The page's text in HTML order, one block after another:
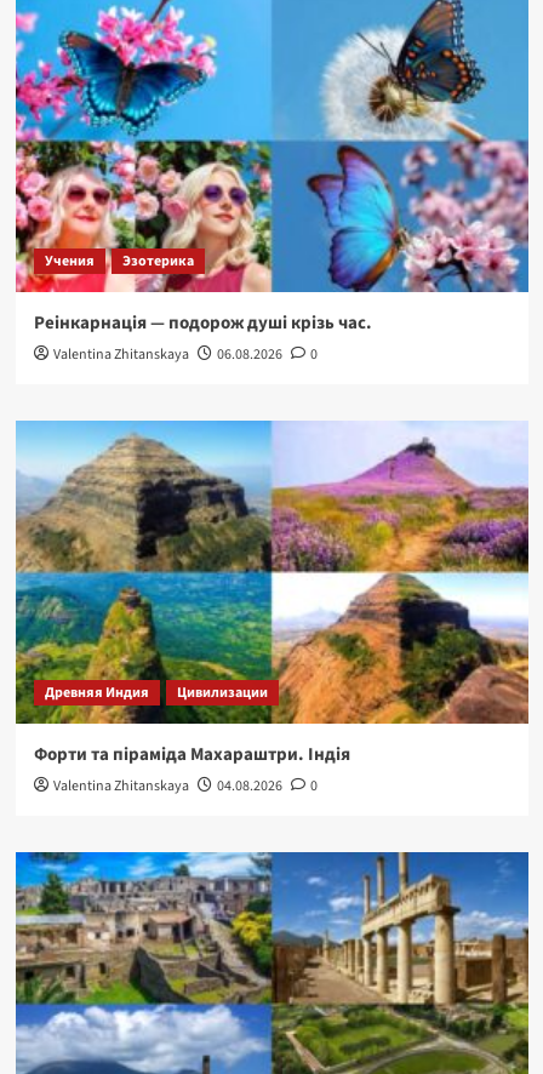
Будды.
Непал
Учения Эзотерика
Реінкарнація — подорож душі крізь час.
Valentina Zhitanskaya 06.08.2026 0
Древняя Индия Цивилизации
Форти та піраміда Махараштри. Індія
Valentina Zhitanskaya 04.08.2026 0